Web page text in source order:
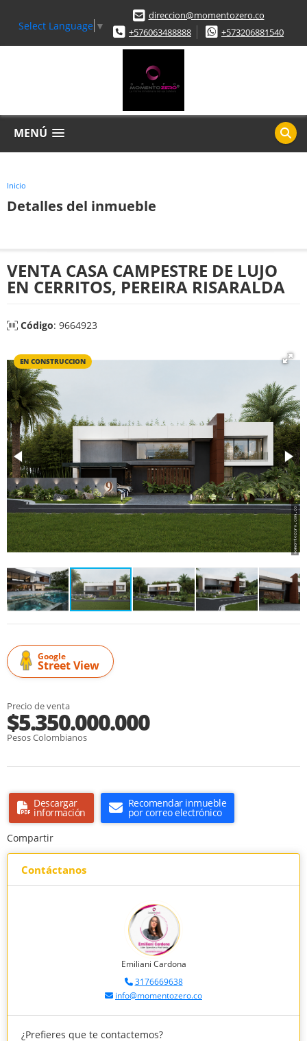
Select Language ▼
direccion@momentozero.co
+576063488888
+573206881540
MENÚ
Inicio
Detalles del inmueble
VENTA CASA CAMPESTRE DE LUJO
EN CERRITOS, PEREIRA RISARALDA
Código: 9664923
EN CONSTRUCCION
Google
Street View
Precio de venta
$5.350.000.000
Pesos Colombianos
Descargar
información
Recomendar inmueble
por correo electrónico
Compartir
Contáctanos
Emiliani Cardona
3176669638
info@momentozero.co
¿Prefieres que te contactemos?